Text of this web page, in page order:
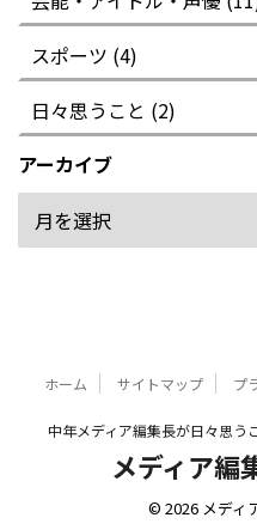
スポーツ (4)
日々思うこと (2)
アーカイブ
ホーム サイトマップ プ
中年メディア編集長が日々思う
メディア編
© 2026 メディ